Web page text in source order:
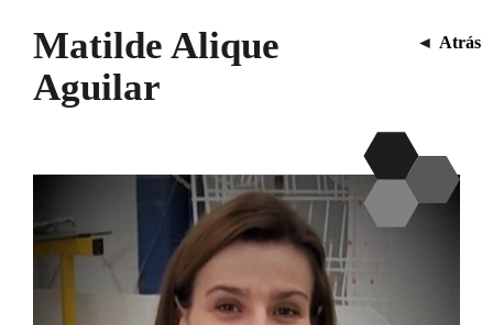
Matilde Alique
Aguilar
◄ Atrás